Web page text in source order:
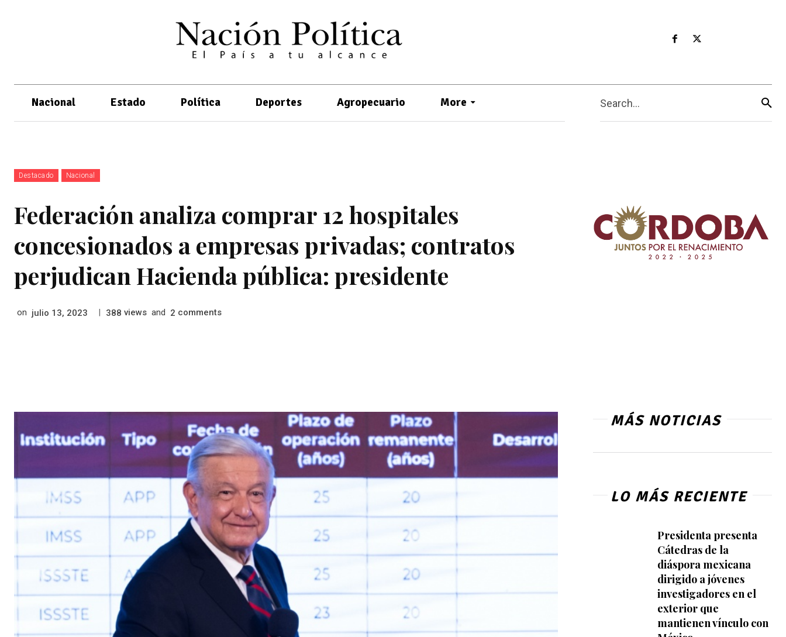
Nacional Estado Política Deportes Agropecuario More Search...
Destacado Nacional
Federación analiza comprar 12 hospitales
concesionados a empresas privadas; contratos
perjudican Hacienda pública: presidente
on julio 13, 2023 388 views and 2 comments
MÁS NOTICIAS
LO MÁS RECIENTE
Presidenta presenta
Cátedras de la
diáspora mexicana
dirigido a jóvenes
investigadores en el
exterior que
mantienen vínculo con